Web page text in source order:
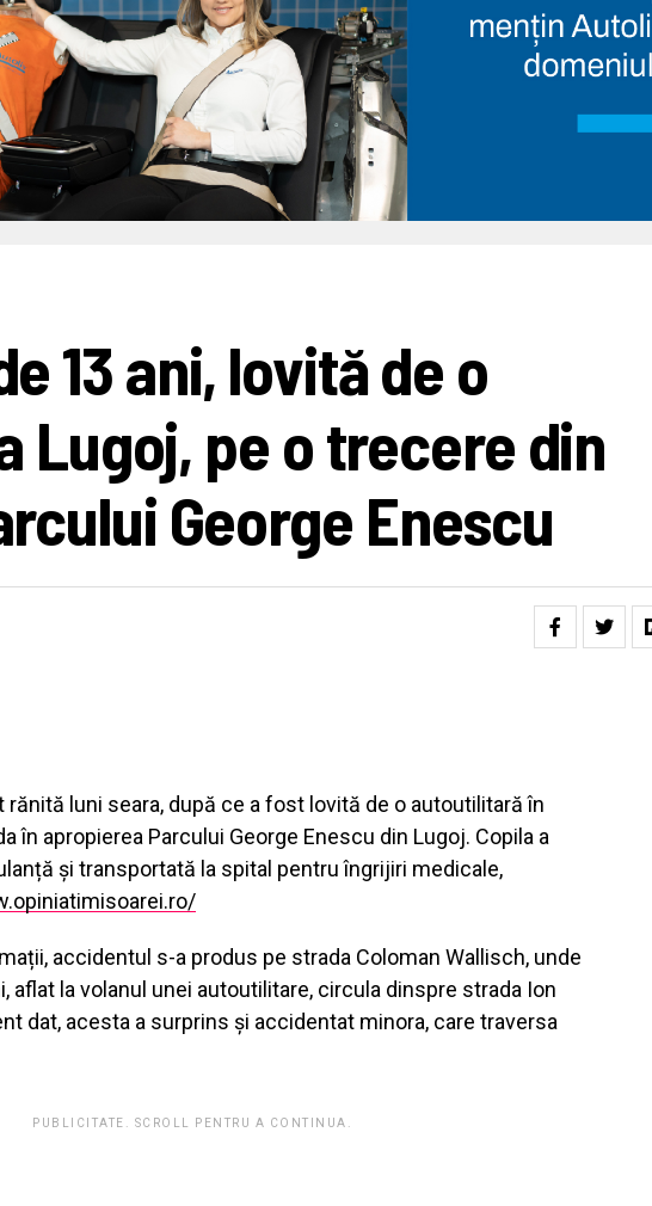
13 ani, lovită de o
Lugoj, pe o trecere din
George Enescu
rănită luni seara, după ce a fost lovită de o autoutilitară în
în apropierea Parcului George Enescu din Lugoj. Copila a
și transportată la spital pentru îngrijiri medicale,
accidentul s-a produs pe strada Coloman Wallisch, unde
aflat la volanul unei autoutilitare, circula dinspre strada Ion
dat, acesta a surprins și accidentat minora, care traversa
PUBLICITATE. SCROLL PENTRU A CONTINUA.